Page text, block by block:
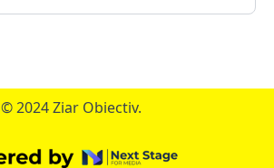
© 2024 Ziar Obiectiv.